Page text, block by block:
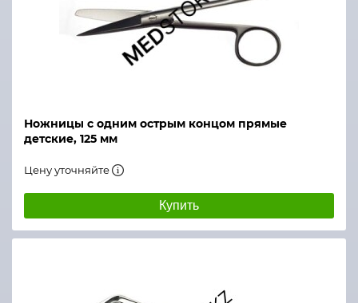
Ножницы с одним острым концом прямые
детские, 125 мм
Цену уточняйте
Купить